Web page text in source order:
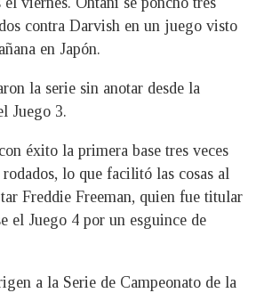
contra Darvish en un juego visto
en Japón.
la serie sin anotar desde la
Juego 3.
éxito la primera base tres veces
lo que facilitó las cosas al
Freddie Freeman, quien fue titular
el Juego 4 por un esguince de
a la Serie de Campeonato de la